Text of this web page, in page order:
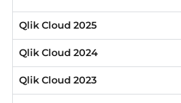
Qlik Cloud 2025
Qlik Cloud 2024
Qlik Cloud 2023